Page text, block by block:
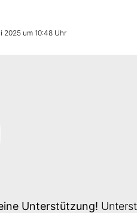
2025 um 10:48 Uhr
Unterstützung!